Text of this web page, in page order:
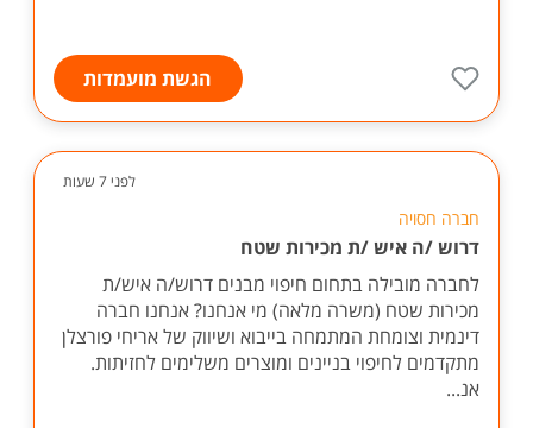
הגשת מועמדות
לפני 7 שעות
חברה חסויה
דרוש /ה איש /ת מכירות שטח
לחברה מובילה בתחום חיפוי מבנים דרוש/ה איש/ת
מכירות שטח (משרה מלאה) מי אנחנו? אנחנו חברה
דינמית וצומחת המתמחה בייבוא ושיווק של אריחי פורצלן
מתקדמים לחיפוי בניינים ומוצרים משלימים לחזיתות.
אנ...